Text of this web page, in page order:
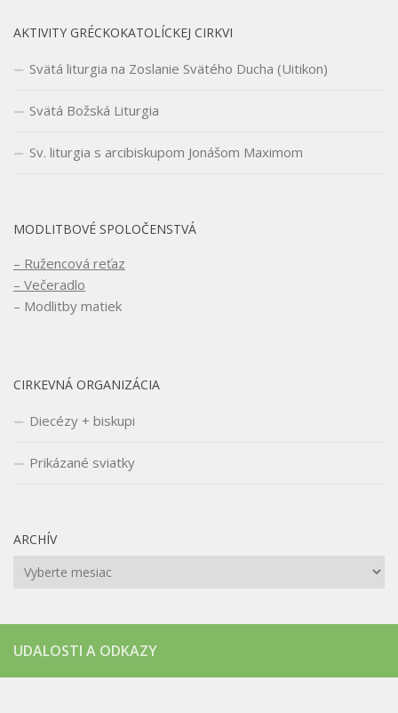
AKTIVITY GRÉCKOKATOLÍCKEJ CIRKVI
Svätá liturgia na Zoslanie Svätého Ducha (Uitikon)
Svätá Božská Liturgia
Sv. liturgia s arcibiskupom Jonášom Maximom
MODLITBOVÉ SPOLOČENSTVÁ
– Ružencová reťaz
– Večeradlo
– Modlitby matiek
CIRKEVNÁ ORGANIZÁCIA
Diecézy + biskupi
Prikázané sviatky
ARCHÍV
Archív
UDALOSTI A ODKAZY